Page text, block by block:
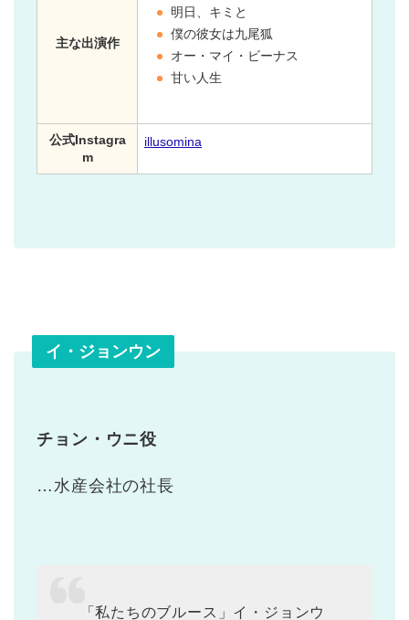
主な出演作
明日、キミと
僕の彼女は九尾狐
オー・マイ・ビーナス
甘い人生
公式Instagra
m
illusomina
イ・ジョンウン
チョン・ウニ役
…水産会社の社長
「私たちのブルース」イ・ジョンウ